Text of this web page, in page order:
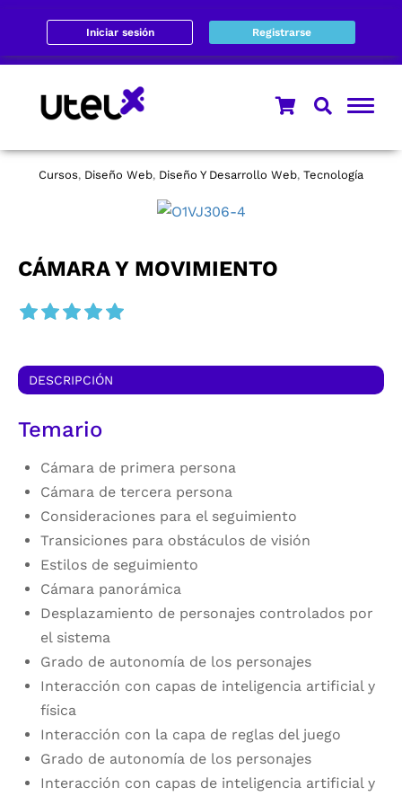
Iniciar sesión Registrarse
Cursos, Diseño Web, Diseño Y Desarrollo Web, Tecnología
CÁMARA Y MOVIMIENTO
DESCRIPCIÓN
Temario
Cámara de primera persona
Cámara de tercera persona
Consideraciones para el seguimiento
Transiciones para obstáculos de visión
Estilos de seguimiento
Cámara panorámica
Desplazamiento de personajes controlados por
el sistema
Grado de autonomía de los personajes
Interacción con capas de inteligencia artificial y
física
Interacción con la capa de reglas del juego
Grado de autonomía de los personajes
Interacción con capas de inteligencia artificial y